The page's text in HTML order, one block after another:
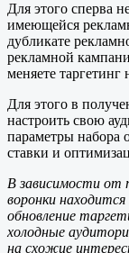
Для этого сперва
имеющейся
дубликате
рекламной
меняете таргетинг
Для этого в
настроить свою
параметры набора
ставки и
В зависимости от
воронки
обновление
холодные
на схожие